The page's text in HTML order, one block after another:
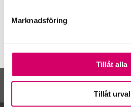
Marknadsföring
Tillåt alla
Tillåt urval